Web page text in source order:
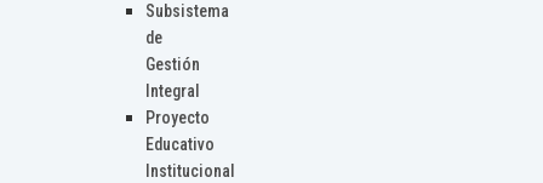
Subsistema
de
Gestión
Integral
Proyecto
Educativo
Institucional